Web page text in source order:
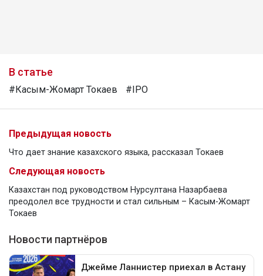
В статье
#Касым-Жомарт Токаев #IPO
Предыдущая новость
Что дает знание казахского языка, рассказал Токаев
Следующая новость
Казахстан под руководством Нурсултана Назарбаева
преодолел все трудности и стал сильным – Касым-Жомарт
Токаев